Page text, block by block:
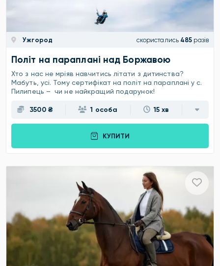
Ужгород скористались 485 разів
Політ на параплані над Боржавою
Хто з нас не мріяв навчитись літати з дитинства?
Мабуть, усі. Тому сертифікат на політ на параплані у с.
Пилипець – чи не найкращий подарунок!
3500 ₴ 1 особа 15 хв
КУПИТИ